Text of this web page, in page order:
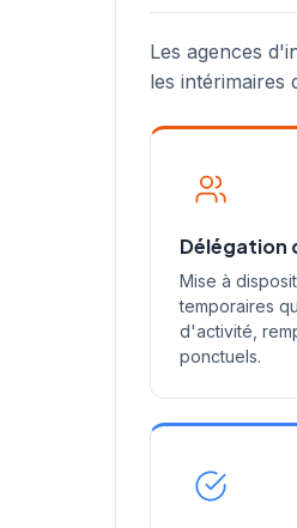
Les agences
les intérimaires
Délégation
Mise à
temporaires
d'activité,
ponctuels.